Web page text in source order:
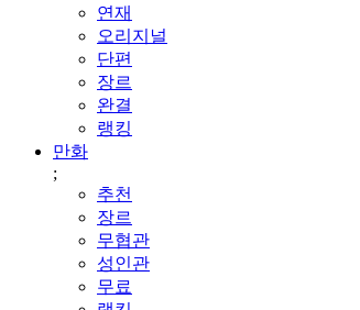
연재
오리지널
단편
장르
완결
랭킹
만화
;
추천
장르
무협관
성인관
무료